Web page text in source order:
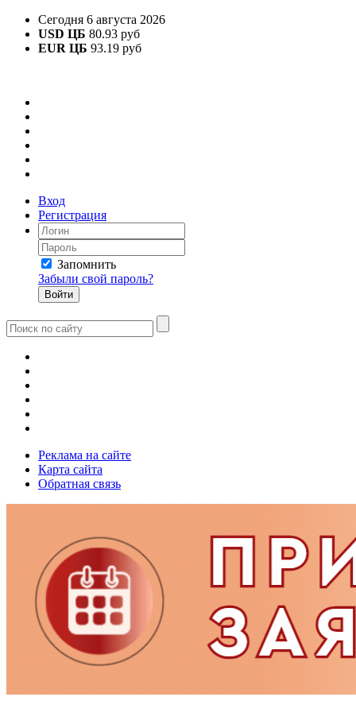
Сегодня 6 августа 2026
USD ЦБ 80.93 руб
EUR ЦБ 93.19 руб
Вход
Регистрация
Запомнить
Забыли свой пароль?
Реклама на сайте
Карта сайта
Обратная связь